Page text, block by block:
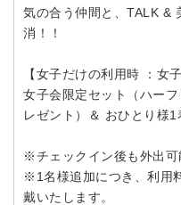
気の合う仲間と、TALK &
消！！
【女子だけの利用時 ：女
女子会限定セット（ハー
レゼント）＆ おひとり様
※チェックイン後も外出可
※1名様追加につき、利用
戴いたします。